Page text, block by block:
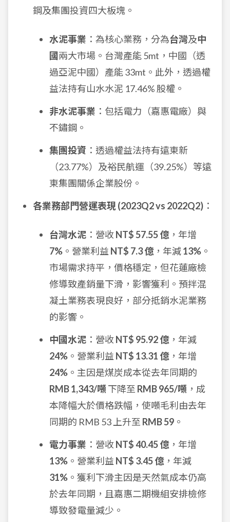
鋼及集團投資四大板塊。
水泥事業 ：為核心業務，分為台灣及中
國 兩大市場。台灣產能 5mt，中國（透
過亞泥中國）產能 33mt。此外，透過權
益法持有山水水泥 17.46% 股權。
非水泥事業 ：包括電力（嘉惠電廠）與
不鏽鋼。
集團投資 ：透過權益法持有遠東新
（23.77%）及裕民航運（39.25%）等遠
東集團關係企業股份。
各業務部門營運表現 (2023Q2 vs 2022Q2) ：
台灣水泥 ：營收NT$ 57.55 億，年增
7% 。營業利益 NT$ 7.3 億，年減13% 。
市場需求持平，價格穩定，但花蓮廠檢
修導致產銷量下滑，影響獲利。預拌混
凝土業務表現良好，部分抵銷水泥業務
的影響。
中國水泥 ：營收NT$ 95.92 億，年減
24% 。營業利益 NT$ 13.31 億，年增
24% 。主因是煤炭成本從去年同期的
RMB 1,343/噸 下降至 RMB 965/噸 ，成
本降幅大於價格跌幅，使噸毛利由去年
同期的 RMB 53 上升至 RMB 59 。
電力事業 ：營收NT$ 40.45 億，年增
13% 。營業利益 NT$ 3.45 億，年減
31% 。獲利下滑主因是天然氣成本仍高
於去年同期，且嘉惠二期機組安排檢修
導致發電量減少。